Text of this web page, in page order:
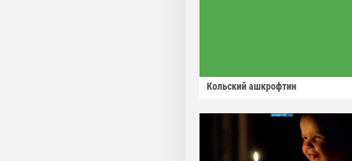
Кольский ашкрофтин